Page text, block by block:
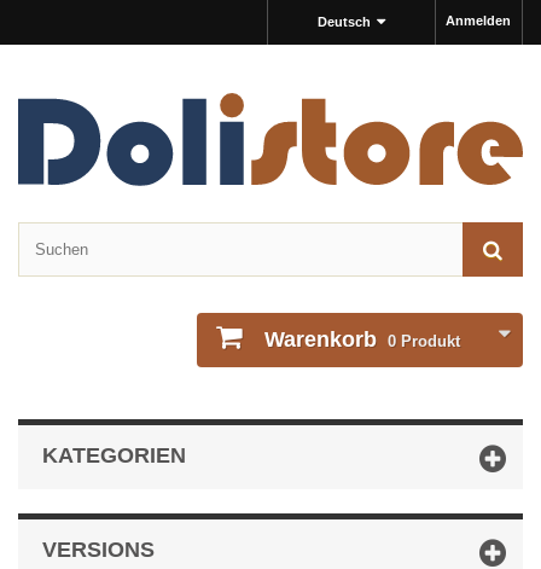
Anmelden
Deutsch
Warenkorb 0 Produkt
KATEGORIEN
VERSIONS